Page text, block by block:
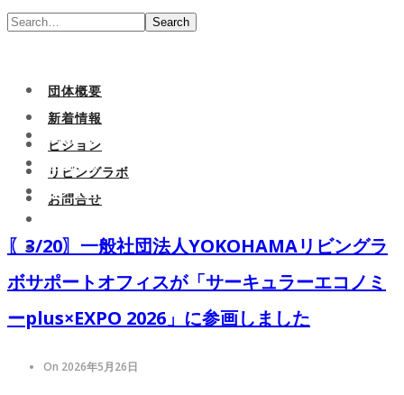
Search
団体概要
新着情報
ビジョン
リビングラボ
お問合せ
団体概要
新着情報
ビジョン
お問合せ
〖3/20〗一般社団法人YOKOHAMAリビングラ
ボサポートオフィスが「サーキュラーエコノミ
ーplus×EXPO 2026」に参画しました
On 2026年5月26日